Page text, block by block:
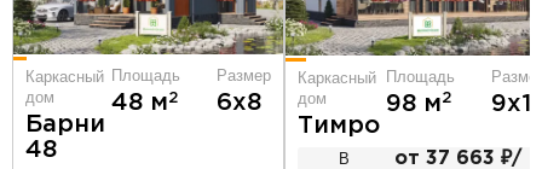
Каркасный
дом
Барни
48
Площадь
48 м2
Размер
6х8
Каркасный
дом
Тимро
Площадь
98 м2
В
от 37 663 ₽/